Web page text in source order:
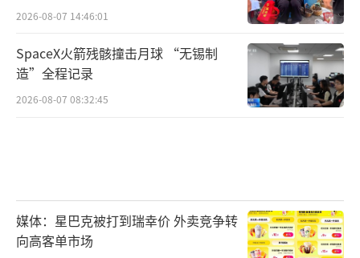
2026-08-07 14:46:01
SpaceX火箭残骸撞击月球 “无锡制
造”全程记录
2026-08-07 08:32:45
媒体：星巴克被打到瑞幸价 外卖竞争转
向高客单市场